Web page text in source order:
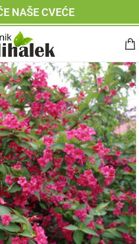
NAŠE CVEĆE